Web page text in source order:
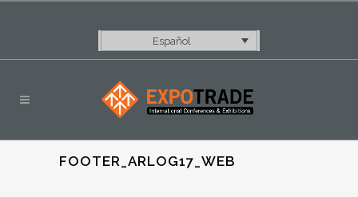
Español
FOOTER_ARLOG17_WEB